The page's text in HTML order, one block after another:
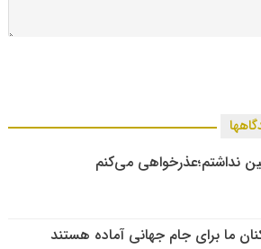
نداشتم؛عذرخواهی می‌کنم
ما برای جام جهانی آماده هستند